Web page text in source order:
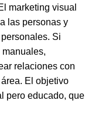
marketing visual
las personas y
Si
relaciones con
El objetivo
pero educado, que